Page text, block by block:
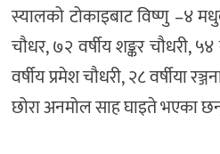
स्यालको टोकाइबाट विष्णु –४
चौधर, ७२ वर्षीय शङ्कर चौधरी,
वर्षीय प्रमेश चौधरी, २८ वर्षीया
छोरा अनमोल साह घाइते भएका